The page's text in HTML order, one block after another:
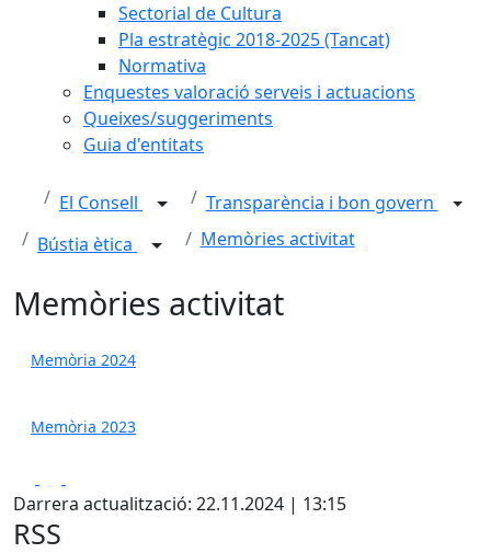
Sectorial de Cultura
Pla estratègic 2018-2025 (Tancat)
Normativa
Enquestes valoració serveis i actuacions
Queixes/suggeriments
Guia d'entitats
El Consell
Transparència i bon govern
Bústia ètica
Memòries activitat
Memòries activitat
Memòria 2024
Memòria 2023
Darrera actualització: 22.11.2024 | 13:15
RSS